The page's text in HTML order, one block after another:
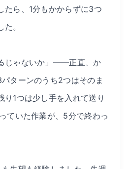
たら、1分もかからずに3つ
。
じゃないか」——正直、か
ターンのうち2つはそのま
り1つは少し手を入れて送り
ていた作業が、5分で終わっ